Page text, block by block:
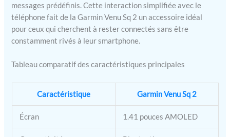
messages prédéfinis. Cette interaction simplifiée avec le
téléphone fait de la Garmin Venu Sq 2 un accessoire idéal
pour ceux qui cherchent à rester connectés sans être
constamment rivés à leur smartphone.
Tableau comparatif des caractéristiques principales
Caractéristique Garmin Venu Sq 2
Écran 1.41 pouces AMOLED